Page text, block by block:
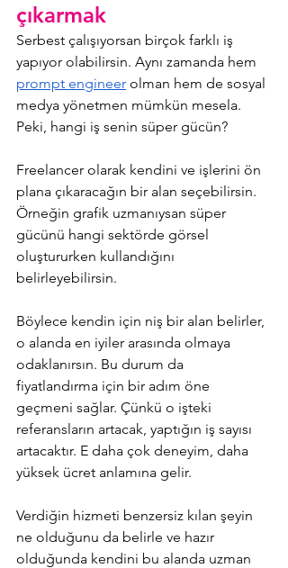
çıkarmak
Serbest çalışıyorsan birçok farklı iş
yapıyor olabilirsin. Aynı zamanda hem
prompt engineer olman hem de sosyal
medya yönetmen mümkün mesela.
Peki, hangi iş senin süper gücün?
Freelancer olarak kendini ve işlerini ön
plana çıkaracağın bir alan seçebilirsin.
Örneğin grafik uzmanıysan süper
gücünü hangi sektörde görsel
oluştururken kullandığını
belirleyebilirsin.
Böylece kendin için niş bir alan belirler,
o alanda en iyiler arasında olmaya
odaklanırsın. Bu durum da
fiyatlandırma için bir adım öne
geçmeni sağlar. Çünkü o işteki
referansların artacak, yaptığın iş sayısı
artacaktır. E daha çok deneyim, daha
yüksek ücret anlamına gelir.
Verdiğin hizmeti benzersiz kılan şeyin
ne olduğunu da belirle ve hazır
olduğunda kendini bu alanda uzman